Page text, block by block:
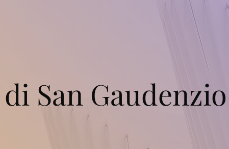
San Gaudenzio